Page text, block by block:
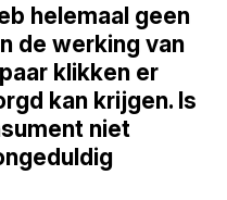
helemaal geen
de werking van
klikken er
kan krijgen. Is
niet